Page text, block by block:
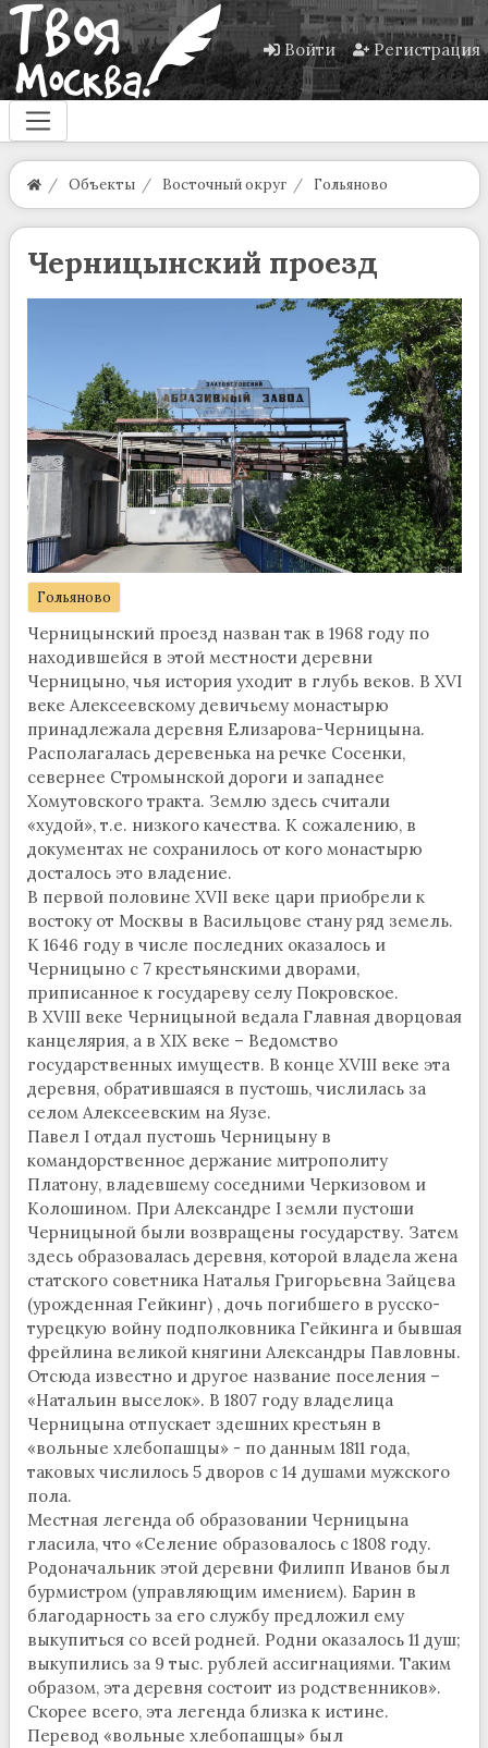
Войти Регистрация
Объекты Восточный округ Гольяново
Черницынский проезд
Гольяново
Черницынский проезд назван так в 1968 году по
находившейся в этой местности деревни
Черницыно, чья история уходит в глубь веков. В XVI
веке Алексеевскому девичьему монастырю
принадлежала деревня Елизарова-Черницына.
Располагалась деревенька на речке Сосенки,
севернее Стромынской дороги и западнее
Хомутовского тракта. Землю здесь считали
«худой», т.е. низкого качества. К сожалению, в
документах не сохранилось от кого монастырю
досталось это владение.
В первой половине XVII веке цари приобрели к
востоку от Москвы в Васильцове стану ряд земель.
К 1646 году в числе последних оказалось и
Черницыно с 7 крестьянскими дворами,
приписанное к государеву селу Покровское.
В XVIII веке Черницыной ведала Главная дворцовая
канцелярия, а в XIX веке – Ведомство
государственных имуществ. В конце XVIII веке эта
деревня, обратившаяся в пустошь, числилась за
селом Алексеевским на Яузе.
Павел I отдал пустошь Черницыну в
командорственное держание митрополиту
Платону, владевшему соседними Черкизовом и
Колошином. При Александре I земли пустоши
Черницыной были возвращены государству. Затем
здесь образовалась деревня, которой владела жена
статского советника Наталья Григорьевна Зайцева
(урожденная Гейкинг) , дочь погибшего в русско-
турецкую войну подполковника Гейкинга и бывшая
фрейлина великой княгини Александры Павловны.
Отсюда известно и другое название поселения –
«Натальин выселок». В 1807 году владелица
Черницына отпускает здешних крестьян в
«вольные хлебопашцы» - по данным 1811 года,
таковых числилось 5 дворов с 14 душами мужского
пола.
Местная легенда об образовании Черницына
гласила, что «Селение образовалось с 1808 году.
Родоначальник этой деревни Филипп Иванов был
бурмистром (управляющим имением). Барин в
благодарность за его службу предложил ему
выкупиться со всей родней. Родни оказалось 11 душ;
выкупились за 9 тыс. рублей ассигнациями. Таким
образом, эта деревня состоит из родственников».
Скорее всего, эта легенда близка к истине.
Перевод «вольные хлебопашцы» был